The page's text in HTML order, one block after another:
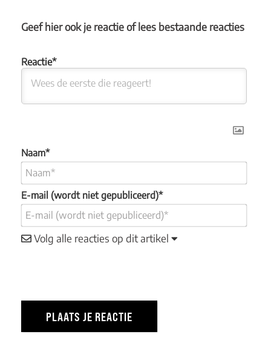
Geef hier ook je reactie of lees bestaande reacties
Naam*
E-mail (wordt niet gepubliceerd)*
Volg alle reacties op dit artikel